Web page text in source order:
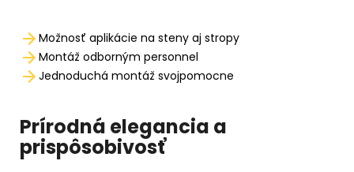
Možnosť aplikácie na steny aj stropy
Montáž odborným personnel
Jednoduchá montáž svojpomocne
Prírodná elegancia a
prispôsobivosť